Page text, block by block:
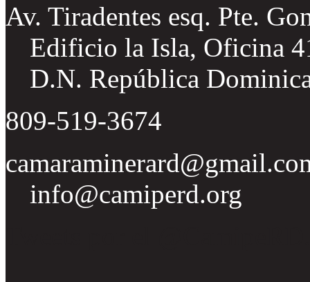
Av. Tiradentes esq. Pte.
Edificio la Isla, Oficina
D.N. República
809-519-3674
info@camiperd.org